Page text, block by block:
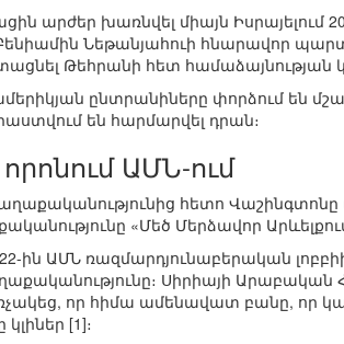
արժեր խառնվել միայն
Նեթանյահուի հնարավոր
Թեհրանի հետ համաձայնության
ընտրանիները փորձում են
են հարմարվել դրան։
ԱՄՆ-ում
հետո Վաշինգտոնը
«Մեծ Մերձավոր
ին ԱՄՆ ռազմարդյունաբերական
Սիրիայի Արաբական
որ հիմա ամենավատ բանը, որ
[1]։